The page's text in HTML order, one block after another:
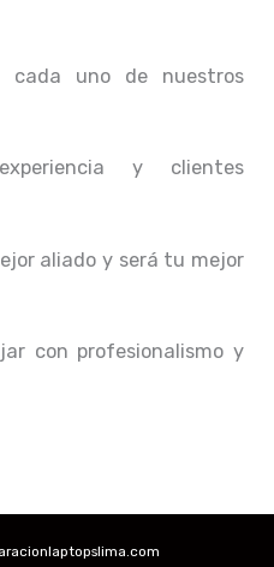
cada uno de nuestros
y clientes
aliado y será tu mejor
con profesionalismo y